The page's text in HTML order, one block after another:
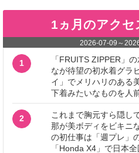
1ヵ月のアク
2026-07-09 ～
1
「FRUITS ZIPPER」
なが待望の初水着グラ
イ」でメリハリのある
下着みたいなものを人
2
これまで胸元すら隠し
那が美ボディをビキニ
の初仕事は「週プレ」
「Honda X4」で日本